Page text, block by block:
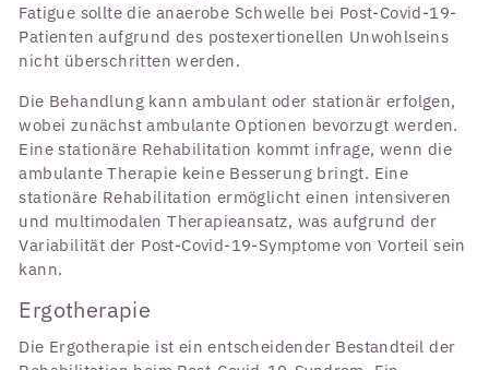
Fatigue sollte die anaerobe Schwelle bei Post-Covid-19-
Patienten aufgrund des postexertionellen Unwohlseins
nicht überschritten werden.
Die Behandlung kann ambulant oder stationär erfolgen,
wobei zunächst ambulante Optionen bevorzugt werden.
Eine stationäre Rehabilitation kommt infrage, wenn die
ambulante Therapie keine Besserung bringt. Eine
stationäre Rehabilitation ermöglicht einen intensiveren
und multimodalen Therapieansatz, was aufgrund der
Variabilität der Post-Covid-19-Symptome von Vorteil sein
kann.
Ergotherapie
Die Ergotherapie ist ein entscheidender Bestandteil der